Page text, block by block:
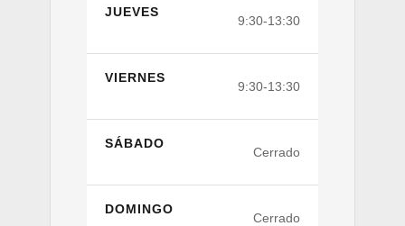
JUEVES
9:30-13:30
VIERNES
9:30-13:30
SÁBADO
Cerrado
DOMINGO
Cerrado